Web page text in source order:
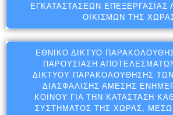
ΕΓΚΑΤΑΣΤΆΣΕΩΝ ΕΠΕΞΕΡΓΑΣΊΑΣ
ΟΙΚΙΣΜΏΝ ΤΗΣ
ΕΘΝΙΚΌ ΔΊΚΤΥΟ
ΠΑΡΟΥΣΊΑΣΗ
ΔΙΚΤΎΟΥ ΠΑΡΑΚΟΛΟΎΘΗΣΗΣ ΤΩΝ
ΔΙΑΣΦΆΛΙΣΗΣ ΆΜΕΣΗΣ
ΚΟΙΝΟΎ ΓΙΑ ΤΗΝ ΚΑΤΆΣΤΑΣΗ
ΣΥΣΤΉΜΑΤΟΣ ΤΗΣ ΧΏΡΑΣ,